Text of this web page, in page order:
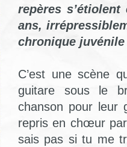
repères
ans,
chronique
C’est une scène
guitare sous le
chanson pour leur
repris en chœur
sais pas si tu me